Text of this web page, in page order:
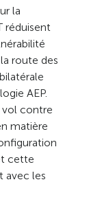
la
réduisent
route des
AEP.
vol contre
matière
cette
avec les